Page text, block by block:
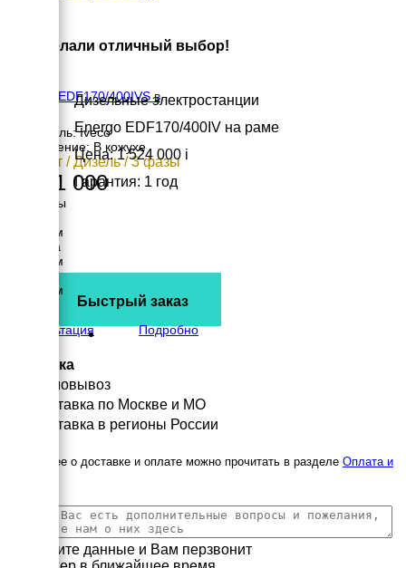
Energo EDF170/400IVS в
Двигатель: Iveco
Исполнение: В кожухе
137 кВт / Дизель / 3 фазы
1 771 000
Размеры
3398 мм
Ширина
1650 мм
2151 мм
Консультация
Подробно
Вы сделали отличный выбор!
Дизельные электростанции
Energo EDF170/400IV на раме
Цена: 1 524 000 i
Гарантия: 1 год
Быстрый заказ
Доставка
Самовывоз
Доставка по Москве и МО
Доставка в регионы России
Подробнее о доставке и оплате можно прочитать в разделе Оплата и
Заполните данные и Вам перзвонит